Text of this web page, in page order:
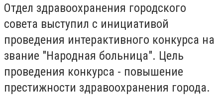
Отдел здравоохранения городского
совета выступил с инициативой
проведения интерактивного конкурса на
звание "Народная больница". Цель
проведения конкурса - повышение
престижности здравоохранения города.